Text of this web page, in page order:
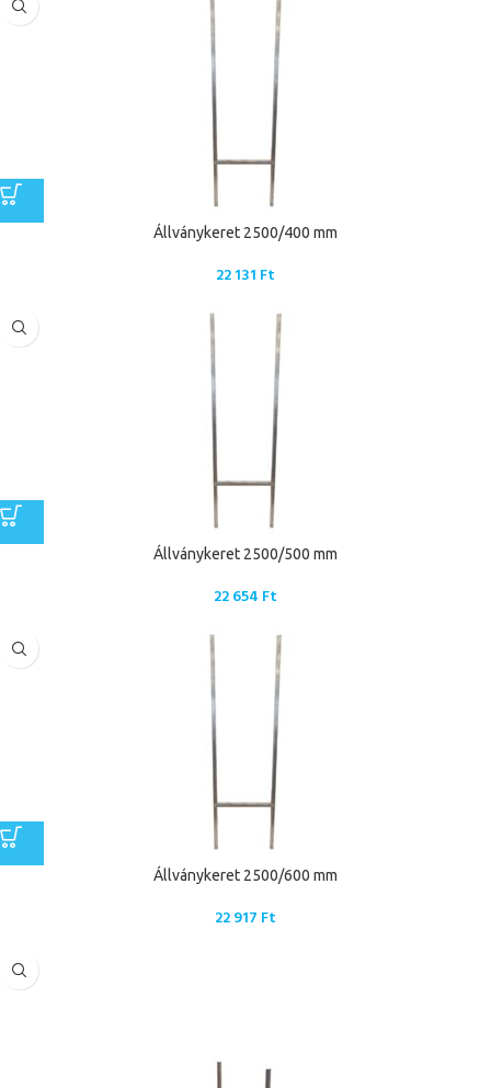
Állványkeret 2500/400 mm
22 131 Ft
Állványkeret 2500/500 mm
22 654 Ft
Állványkeret 2500/600 mm
22 917 Ft